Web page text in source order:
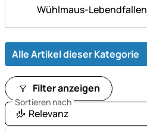
Wühlmaus-Lebendfallen
Alle Artikel dieser Kategorie
Filter anzeigen
Sortieren nach
Relevanz